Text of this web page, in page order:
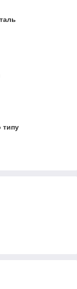
типу